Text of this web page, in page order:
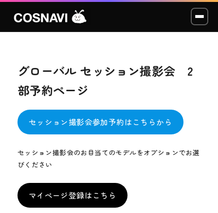
コスプレイベント
モデル撮影会
WCP
スタジオ
LABO
グローバル セッション撮影会 2
部予約ページ
セッション撮影会参加予約はこちらから
セッション撮影会のお目当てのモデルをオプションでお選
びください
マイページ登録はこちら